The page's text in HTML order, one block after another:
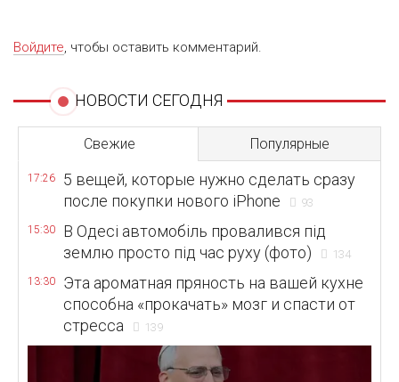
Войдите, чтобы оставить комментарий.
НОВОСТИ СЕГОДНЯ
Свежие Популярные
17:26
5 вещей, которые нужно сделать сразу
после покупки нового iPhone
93
15:30
В Одесі автомобіль провалився під
землю просто під час руху (фото)
134
13:30
Эта ароматная пряность на вашей кухне
способна «прокачать» мозг и спасти от
стресса
139